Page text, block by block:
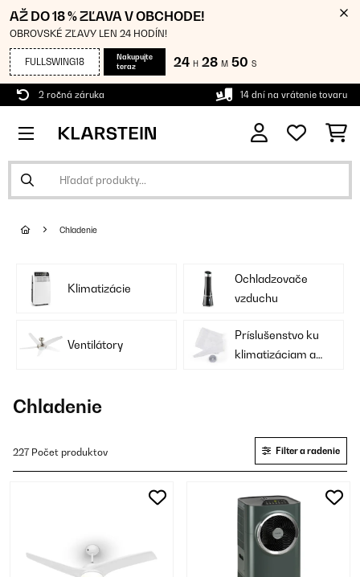
AŽ DO 18 % ZĽAVA V OBCHODE!
OBROVSKÉ ZĽAVY LEN 24 HODÍN!
FULLSWING18
Nakupujte
teraz
24 H 28 M 50 S
2 ročná záruka 14 dní na vrátenie tovaru
Chladenie
Klimatizácie
Ochladzovače
vzduchu
Ventilátory
Príslušenstvo ku
klimatizáciam a
Chladenie
227 Počet produktov Filter a radenie